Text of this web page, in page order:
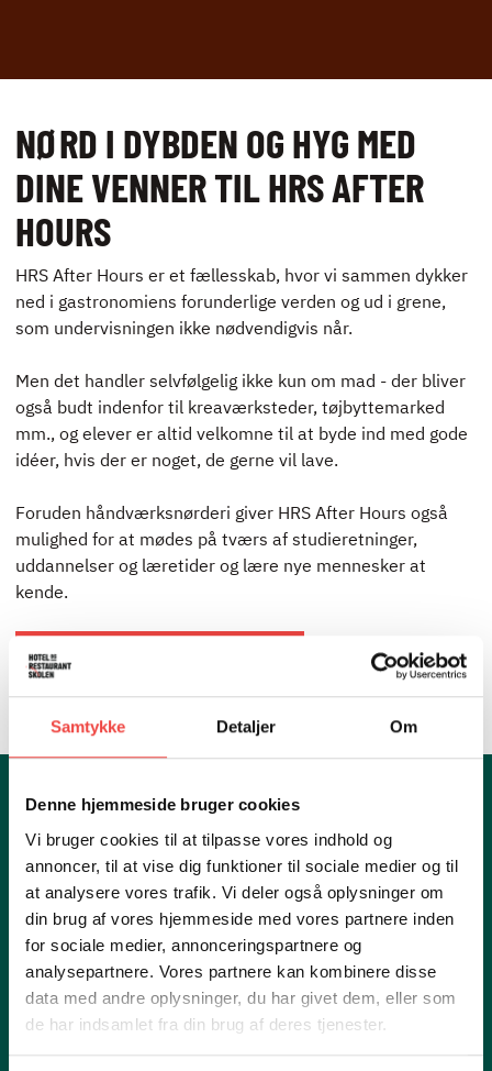
Samtykke Detaljer Om
Denne hjemmeside bruger cookies
Vi bruger cookies til at tilpasse vores indhold og
annoncer, til at vise dig funktioner til sociale medier og til
at analysere vores trafik. Vi deler også oplysninger om
din brug af vores hjemmeside med vores partnere inden
for sociale medier, annonceringspartnere og
analysepartnere. Vores partnere kan kombinere disse
data med andre oplysninger, du har givet dem, eller som
de har indsamlet fra din brug af deres tjenester.
NØRD I DYBDEN OG HYG MED
DINE VENNER TIL HRS AFTER
HOURS
HRS After Hours er et fællesskab, hvor vi sammen dykker
ned i gastronomiens forunderlige verden og ud i grene,
som undervisningen ikke nødvendigvis når.
Men det handler selvfølgelig ikke kun om mad - der bliver
også budt indenfor til kreaværksteder, tøjbyttemarked
mm., og elever er altid velkomne til at byde ind med gode
idéer, hvis der er noget, de gerne vil lave.
Foruden håndværksnørderi giver HRS After Hours også
mulighed for at mødes på tværs af studieretninger,
uddannelser og læretider og lære nye mennesker at
kende.
LÆS MERE OM HRS AFTER HOURS
DEN ØKOLOGISKE BYHAVE
Det er vigtigt, at vores elever får fingrene i mulden og
lærer de forskellige grøntsager, urter og frugter at
kende - og bliver klogere på, hvordan de kommer fra
jord til bord på den bedst mulige måde.